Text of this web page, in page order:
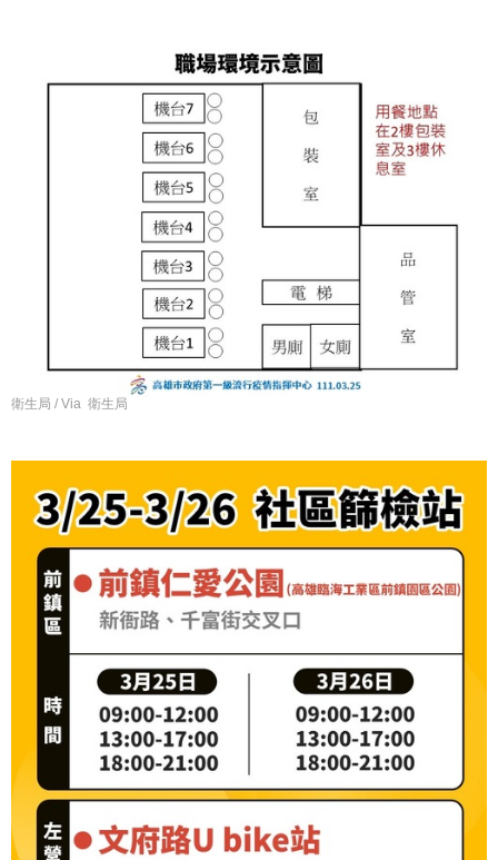
衛生局 / Via 衛生局